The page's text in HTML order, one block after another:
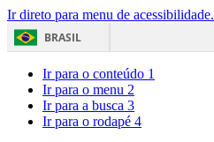
Ir direto para menu de acessibilidade.
BRASIL
Ir para o conteúdo 1
Ir para o menu 2
Ir para a busca 3
Ir para o rodapé 4